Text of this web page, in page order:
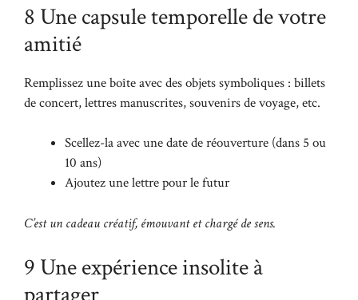
8 Une capsule temporelle de votre
amitié
Remplissez une boîte avec des objets symboliques : billets
de concert, lettres manuscrites, souvenirs de voyage, etc.
Scellez-la avec une date de réouverture (dans 5 ou
10 ans)
Ajoutez une lettre pour le futur
C’est un cadeau créatif, émouvant et chargé de sens.
9 Une expérience insolite à